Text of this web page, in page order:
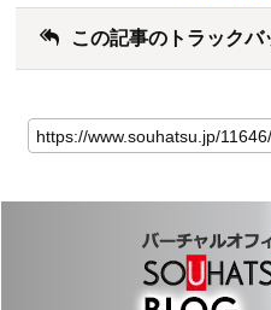
この記事のトラックバ